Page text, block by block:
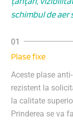
schimbul de aer
Plase fixe
Aceste plase
rezistent la
la calitate
Prinderea se va